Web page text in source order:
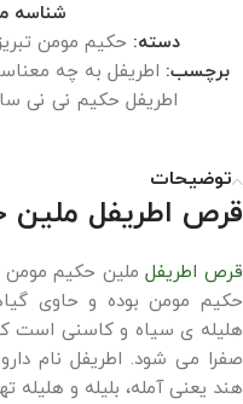
شناسه
دسته: حکیم مومن
برچسب: اطریفل به چه
اطریفل حکیم نی نی
توضیحات
قرص اطریفل ملین
قرص اطریفلملین حکیم مومن
حکیم مومن بوده و حاوی
هلیله ی سیاه و کاسنی است
صفرا می شود. اطریفل نام
هند یعنی آمله، بلیله و هلیله